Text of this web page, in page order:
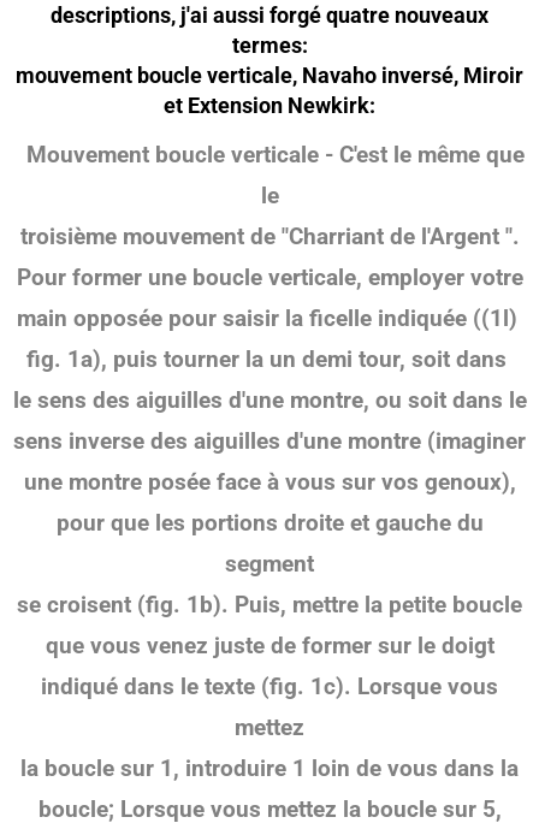
descriptions, j'ai aussi forgé quatre nouveaux
termes:
mouvement boucle verticale, Navaho inversé, Miroir
et Extension Newkirk:
Mouvement boucle verticale - C'est le même que
le
troisième mouvement de "Charriant de l'Argent ".
Pour former une boucle verticale, employer votre
main opposée pour saisir la ficelle indiquée ((1l)
fig. 1a), puis tourner la un demi tour, soit dans
le sens des aiguilles d'une montre, ou soit dans le
sens inverse des aiguilles d'une montre (imaginer
une montre posée face à vous sur vos genoux),
pour que les portions droite et gauche du
segment
se croisent (fig. 1b). Puis, mettre la petite boucle
que vous venez juste de former sur le doigt
indiqué dans le texte (fig. 1c). Lorsque vous
mettez
la boucle sur 1, introduire 1 loin de vous dans la
boucle; Lorsque vous mettez la boucle sur 5,